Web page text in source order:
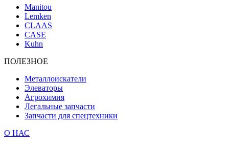
Manitou
Lemken
CLAAS
CASE
Kuhn
ПОЛЕЗНОЕ
Металлоискатели
Элеваторы
Агрохимия
Легальные запчасти
Запчасти для спецтехники
О НАС